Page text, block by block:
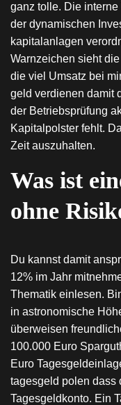
ganz tolle. Die
der dynamischen
kapitalanlagen
Warnzeichen sieht
die viel Umsatz bei
geld verdienen damit
der Betriebsprüfung
Kapitalpolster fehlt.
Zeit auszuhalten.
Was ist
ohne
Du kannst damit
12% im Jahr
Thematik einlesen.
in astronomische
überweisen
100.000 Euro
Euro
tagesgeld polen dass
Tagesgeldkonto. Ein